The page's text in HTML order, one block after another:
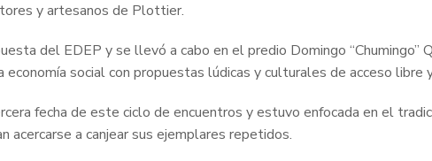
y artesanos de Plottier.
del EDEP y se llevó a cabo en el predio Domingo
economía social con propuestas lúdicas y culturales de acceso libre
fecha de este ciclo de encuentros y estuvo enfocada en el
acercarse a canjear sus ejemplares repetidos.